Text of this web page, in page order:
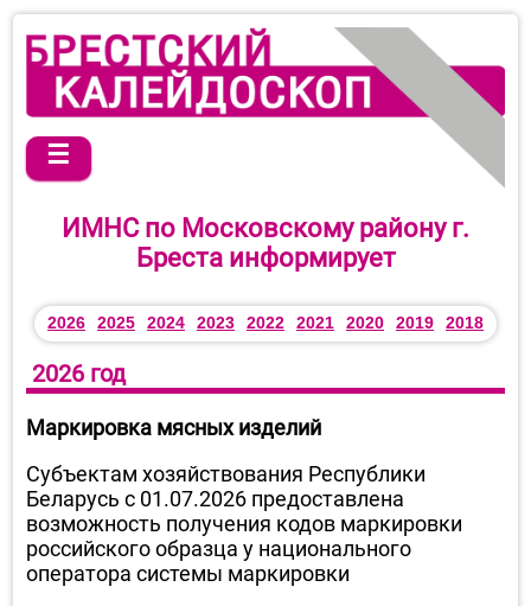
☰
ИМНС по Московскому району г.
Бреста информирует
2026 2025 2024 2023 2022 2021 2020 2019 2018
2026 год
Маркировка мясных изделий
Субъектам хозяйствования Республики
Беларусь с 01.07.2026 предоставлена
возможность получения кодов маркировки
российского образца у национального
оператора системы маркировки